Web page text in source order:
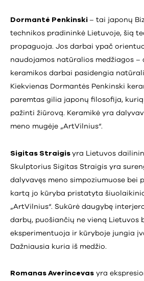
Dormantė Penkinski – tai japonų
technikos pradininkė Lietuvoje, šią
propaguoja. Jos darbai ypač
naudojamos natūralios medžiagos –
keramikos darbai pasidengia
Kiekvienas Dormantės Penkinski
paremtas gilia japonų filosofija,
pažinti žiūrovą. Keramikė yra
meno mugėje „ArtVilnius“.
Sigitas Straigis yra Lietuvos
Skulptorius Sigitas Straigis yra
dalyvavęs meno simpoziumuose bei
kartą jo kūryba pristatyta
„ArtVilnius“. Sukūrė daugybę
darbų, puošiančių ne vieną Lietuvos
eksperimentuoja ir kūryboje jungia
Dažniausia kuria iš medžio.
Romanas Averincevas yra